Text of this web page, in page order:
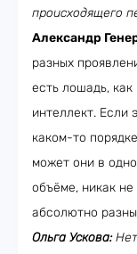
происходящего
Александр
разных
есть лошадь,
интеллект. Если
каком-то
может они в
объёме, никак не
абсолютно
Ольга Ускова: